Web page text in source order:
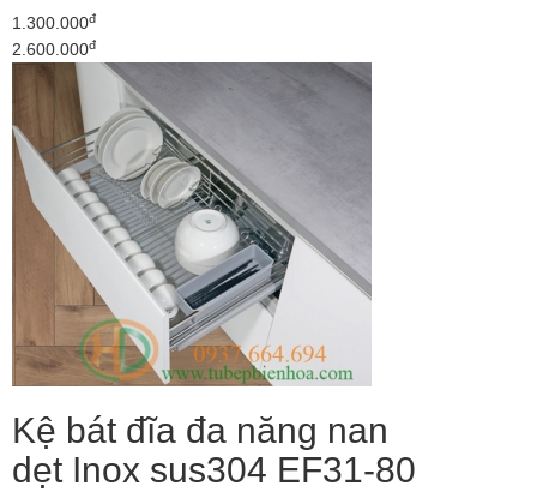
1.300.000đ
2.600.000đ
Kệ bát đĩa đa năng nan
dẹt Inox sus304 EF31-80